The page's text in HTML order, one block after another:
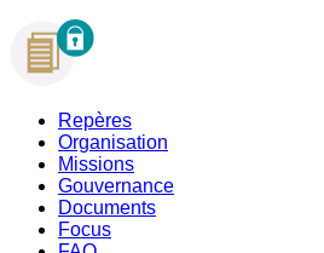
Repères
Organisation
Missions
Gouvernance
Documents
Focus